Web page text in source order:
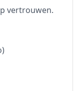
vertrouwen.